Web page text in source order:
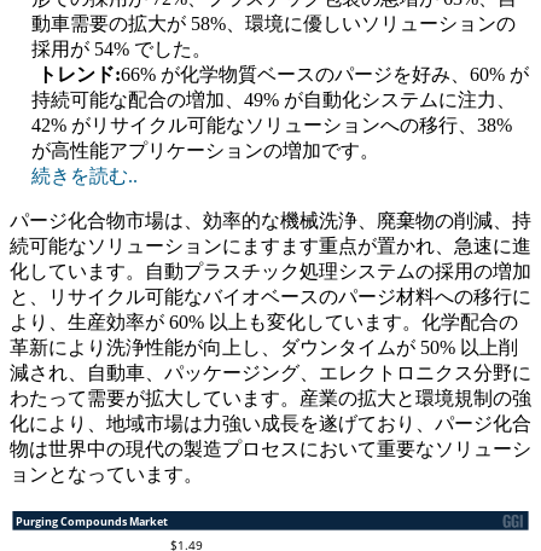
動車需要の拡大が 58%、環境に優しいソリューションの
採用が 54% でした。
トレンド:66% が化学物質ベースのパージを好み、60% が
持続可能な配合の増加、49% が自動化システムに注力、
42% がリサイクル可能なソリューションへの移行、38%
が高性能アプリケーションの増加です。
続きを読む..
パージ化合物市場は、効率的な機械洗浄、廃棄物の削減、持
続可能なソリューションにますます重点が置かれ、急速に進
化しています。自動プラスチック処理システムの採用の増加
と、リサイクル可能なバイオベースのパージ材料への移行に
より、生産効率が 60% 以上も変化しています。化学配合の
革新により洗浄性能が向上し、ダウンタイムが 50% 以上削
減され、自動車、パッケージング、エレクトロニクス分野に
わたって需要が拡大しています。産業の拡大と環境規制の強
化により、地域市場は力強い成長を遂げており、パージ化合
物は世界中の現代の製造プロセスにおいて重要なソリューシ
ョンとなっています。